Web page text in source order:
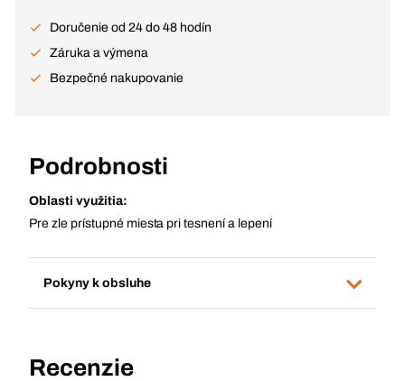
Doručenie od 24 do 48 hodín
Záruka a výmena
Bezpečné nakupovanie
Podrobnosti
Oblasti využitia:
Pre zle prístupné miesta pri tesnení a lepení
Pokyny k obsluhe
Recenzie